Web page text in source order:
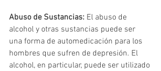
Abuso de Sustancias: El abuso de
alcohol y otras sustancias puede ser
una forma de automedicación para los
hombres que sufren de depresión. El
alcohol, en particular, puede ser utilizado